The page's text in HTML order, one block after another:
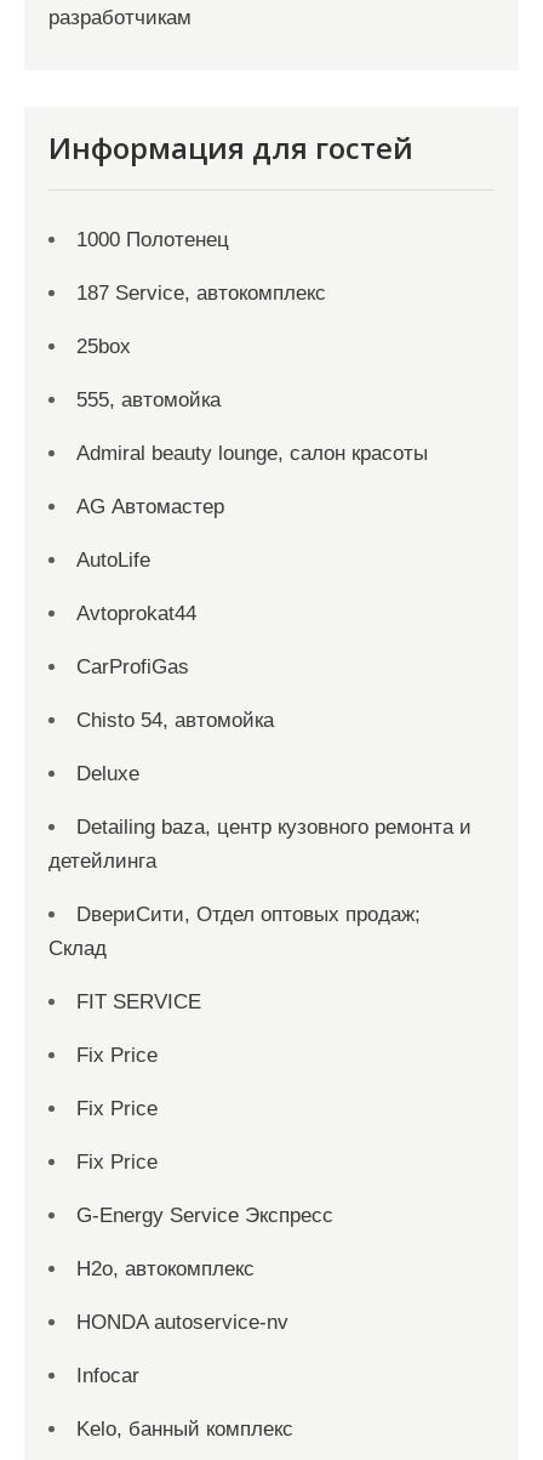
разработчикам
Информация для гостей
1000 Полотенец
187 Service, автокомплекс
25box
555, автомойка
Admiral beauty lounge, салон красоты
AG Автомастер
AutoLife
Avtoprokat44
CarProfiGas
Chisto 54, автомойка
Deluxe
Detailing baza, центр кузовного ремонта и
детейлинга
DвериСити, Отдел оптовых продаж;
Склад
FIT SERVICE
Fix Price
Fix Price
Fix Price
G-Energy Service Экспресс
H2о, автокомплекс
HONDA autoservice-nv
Infocar
Kelo, банный комплекс